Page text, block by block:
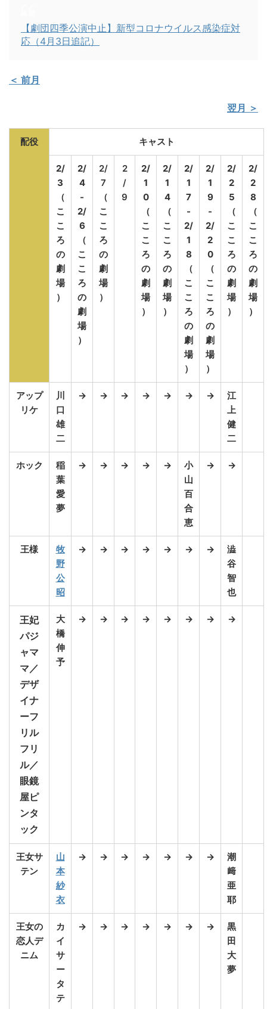
【劇団四季公演中止】新型コロナウイルス感染症対
応（4月3日追記）
＜ 前月
翌月 ＞
配役 キャスト
2/
3
（
こ
こ
ろ
の
劇
場
）
2/
4
-
2/
6
（
こ
こ
ろ
の
劇
場
）
2/
7
（
こ
こ
ろ
の
劇
場
）
2
/
9
2/
1
0
（
こ
こ
ろ
の
劇
場
）
2/
1
4
（
こ
こ
ろ
の
劇
場
）
2/
1
7
-
2/
1
8
（
こ
こ
ろ
の
劇
場
）
2/
1
9
-
2/
2
0
（
こ
こ
ろ
の
劇
場
）
2/
2
5
（
こ
こ
ろ
の
劇
場
）
2/
2
8
（
こ
こ
ろ
の
劇
場
）
アップ
リケ
川
口
雄
二
→ → → → → → →
江
上
健
二
ホック
稲
葉
愛
夢
→ → → → →
小
山
百
合
恵
→ →
王様
牧
野
公
昭
→ → → → → → →
澁
谷
智
也
王妃
パジ
ャマ
マ／
デザ
イナ
ーフ
リル
フリ
ル／
眼鏡
屋ピ
ンタ
ック
大
橋
伸
予
→ → → → → → → →
王女サ
テン
山
本
紗
衣
→ → → → → → →
潮
﨑
亜
耶
王女の
恋人デ
ニム
カ
イ
サ
ー
タ
テ
→ → → → → → →
黒
田
大
夢